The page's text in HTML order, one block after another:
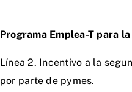
Programa Emplea-T para
Línea 2. Incentivo a la
por parte de pymes.